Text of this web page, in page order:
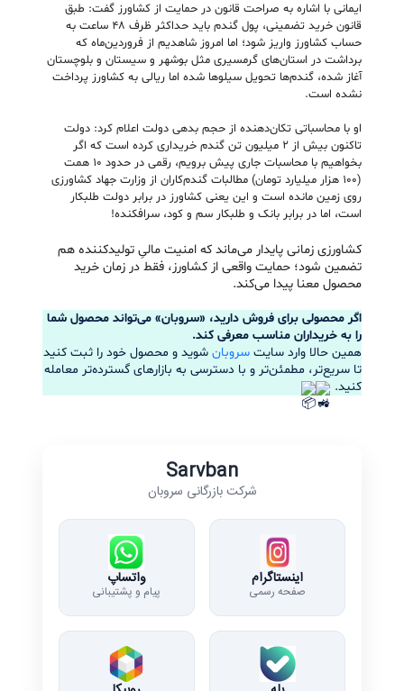
ایمانی با اشاره به صراحت قانون در حمایت از کشاورز گفت: طبق
قانون خرید تضمینی، پول گندم باید حداکثر ظرف ۴۸ ساعت به
حساب کشاورز واریز شود؛ اما امروز شاهدیم از فروردین‌ماه که
برداشت در استان‌های گرمسیری مثل بوشهر و سیستان و بلوچستان
آغاز شده، گندم‌ها تحویل سیلوها شده اما ریالی به کشاورز پرداخت
نشده است.
او با محاسباتی تکان‌دهنده از حجم بدهی دولت اعلام کرد: دولت
تاکنون بیش از ۲ میلیون تن گندم خریداری کرده است که اگر
بخواهیم با محاسبات جاری پیش برویم، رقمی در حدود ۱۰ همت
(۱۰۰ هزار میلیارد تومان) مطالبات گندم‌کاران از وزارت جهاد کشاورزی
روی زمین مانده است و این یعنی کشاورز در برابر دولت طلبکار
است، اما در برابر بانک و طلبکار سم و کود، سرافکنده!
کشاورزی زمانی پایدار می‌ماند که امنیت مالیِ تولیدکننده هم
تضمین شود؛ حمایت واقعی از کشاورز، فقط در زمان خرید
محصول معنا پیدا می‌کند.
اگر محصولی برای فروش دارید، «سروبان» می‌تواند محصول شما
را به خریداران مناسب معرفی کند.
همین حالا وارد سایت سروبان
شوید و محصول خود را ثبت کنید
تا سریع‌تر، مطمئن‌تر و با دسترسی به بازارهای گسترده‌تر معامله
کنید.